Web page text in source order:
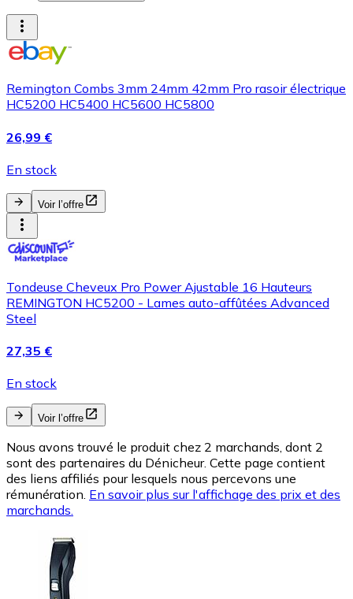
Remington Combs 3mm 24mm 42mm Pro rasoir électrique
HC5200 HC5400 HC5600 HC5800
26,99 €
En stock
Voir l’offre
Tondeuse Cheveux Pro Power Ajustable 16 Hauteurs
REMINGTON HC5200 - Lames auto-affûtées Advanced
Steel
27,35 €
En stock
Voir l’offre
Nous avons trouvé le produit chez 2 marchands, dont 2
sont des partenaires du Dénicheur. Cette page contient
des liens affiliés pour lesquels nous percevons une
rémunération. En savoir plus sur l'affichage des prix et des
marchands.